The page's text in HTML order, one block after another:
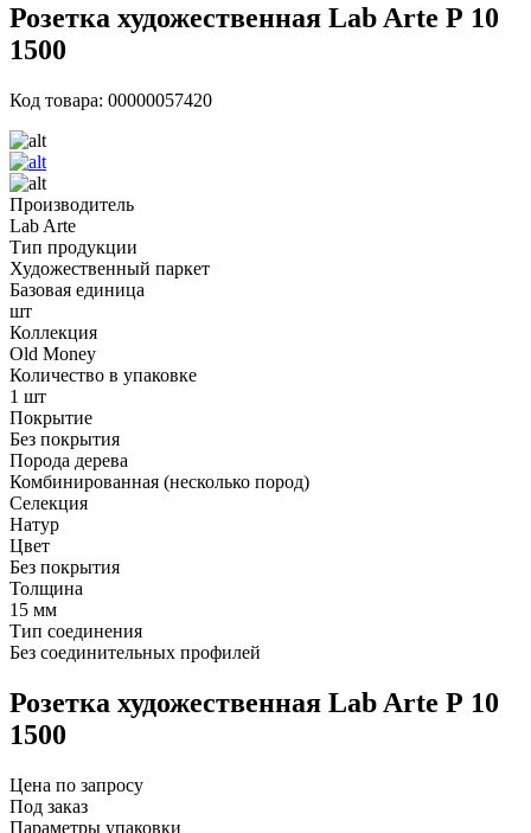
Розетка художественная Lab Arte Р 10
1500
Код товара: 00000057420
Производитель
Lab Arte
Тип продукции
Художественный паркет
Базовая единица
шт
Коллекция
Old Money
Количество в упаковке
1 шт
Покрытие
Без покрытия
Порода дерева
Комбинированная (несколько пород)
Селекция
Натур
Цвет
Без покрытия
Толщина
15 мм
Тип соединения
Без соединительных профилей
Розетка художественная Lab Arte Р 10
1500
Цена по запросу
Под заказ
Параметры упаковки